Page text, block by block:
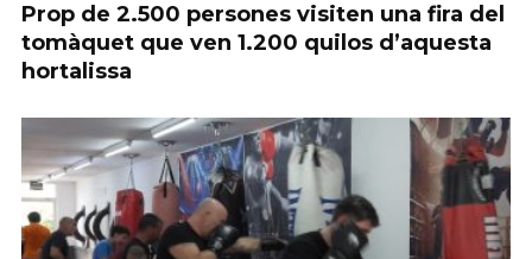
Prop de 2.500 persones visiten una fira del
tomàquet que ven 1.200 quilos d’aquesta
hortalissa